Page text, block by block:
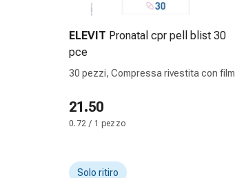
Gocce
oculari
Infiammazione
occhi
per
gli
Igiene
ELEVIT Pronatal cpr pell blist 30
pce
30 pezzi, Compressa rivestita con film
21.50
0.72 / 1 pezzo
Solo ritiro